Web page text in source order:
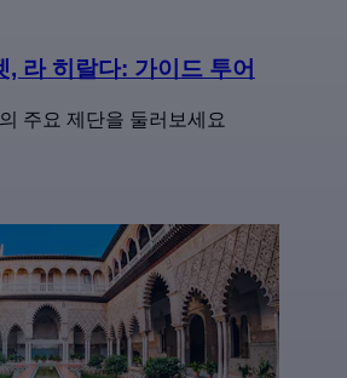
, 라 히랄다: 가이드 투어
주요 제단을 둘러보세요